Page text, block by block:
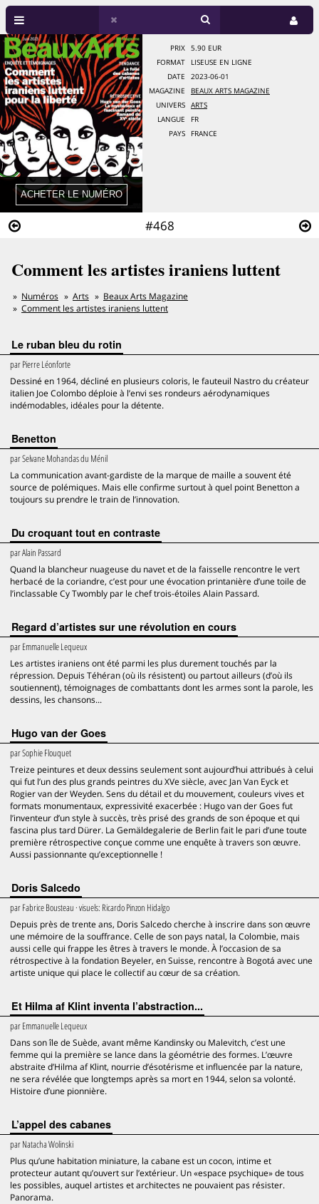
#468
PRIX
5.90 EUR
FORMAT
LISEUSE EN LIGNE
DATE
2023-06-01
MAGAZINE
BEAUX ARTS MAGAZINE
UNIVERS
ARTS
LANGUE
FR
PAYS
FRANCE
Comment les artistes iraniens luttent
Numéros Arts
Beaux Arts Magazine
Comment les artistes iraniens luttent
Le ruban bleu du rotin
parPierre Léonforte
Dessiné en 1964, décliné en plusieurs coloris, le fauteuil Nastro du créateur
italien Joe Colombo déploie à l’envi ses rondeurs aérodynamiques
indémodables, idéales pour la détente.
Benetton
parSelvane Mohandas du Ménil
La communication avant-gardiste de la marque de maille a souvent été
source de polémiques. Mais elle confirme surtout à quel point Benetton a
toujours su prendre le train de l’innovation.
Du croquant tout en contraste
parAlain Passard
Quand la blancheur nuageuse du navet et de la faisselle rencontre le vert
herbacé de la coriandre, c’est pour une évocation printanière d’une toile de
l’inclassable Cy Twombly par le chef trois-étoiles Alain Passard.
Regard d’artistes sur une révolution en cours
parEmmanuelle Lequeux
Les artistes iraniens ont été parmi les plus durement touchés par la
répression. Depuis Téhéran (où ils résistent) ou partout ailleurs (d’où ils
soutiennent), témoignages de combattants dont les armes sont la parole, les
dessins, les chansons...
Hugo van der Goes
parSophie Flouquet
Treize peintures et deux dessins seulement sont aujourd’hui attribués à celui
qui fut l’un des plus grands peintres du XVe siècle, avec Jan Van Eyck et
Rogier van der Weyden. Sens du détail et du mouvement, couleurs vives et
formats monumentaux, expressivité exacerbée : Hugo van der Goes fut
l’inventeur d’un style à succès, très prisé des grands de son époque et qui
fascina plus tard Dürer. La Gemäldegalerie de Berlin fait le pari d’une toute
première rétrospective conçue comme une enquête à travers son œuvre.
Aussi passionnante qu’exceptionnelle !
Doris Salcedo
parFabrice Bousteau · visuels: Ricardo Pinzon Hidalgo
Depuis près de trente ans, Doris Salcedo cherche à inscrire dans son œuvre
une mémoire de la souffrance. Celle de son pays natal, la Colombie, mais
aussi celle qui frappe les êtres à travers le monde. À l’occasion de sa
rétrospective à la fondation Beyeler, en Suisse, rencontre à Bogotá avec une
artiste unique qui place le collectif au cœur de sa création.
Et Hilma af Klint inventa l’abstraction...
parEmmanuelle Lequeux
Dans son île de Suède, avant même Kandinsky ou Malevitch, c’est une
femme qui la première se lance dans la géométrie des formes. L’œuvre
abstraite d’Hilma af Klint, nourrie d’ésotérisme et influencée par la nature,
ne sera révélée que longtemps après sa mort en 1944, selon sa volonté.
Histoire d’une pionnière.
L’appel des cabanes
parNatacha Wolinski
Plus qu’une habitation miniature, la cabane est un cocon, intime et
protecteur autant qu’ouvert sur l’extérieur. Un «espace psychique» de tous
les possibles, auquel artistes et architectes ne pouvaient pas résister.
Panorama.